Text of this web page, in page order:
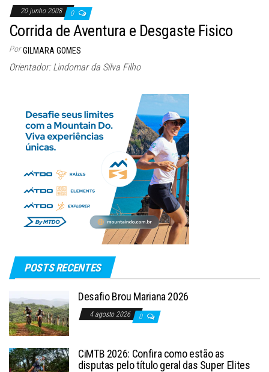
20 junho 2008 0
Corrida de Aventura e Desgaste Fisico
Por GILMARA GOMES
Orientador: Lindomar da Silva Filho
POSTS RECENTES
Desafio Brou Mariana 2026
4 agosto 2026 0
CiMTB 2026: Confira como estão as
disputas pelo título geral das Super Elites